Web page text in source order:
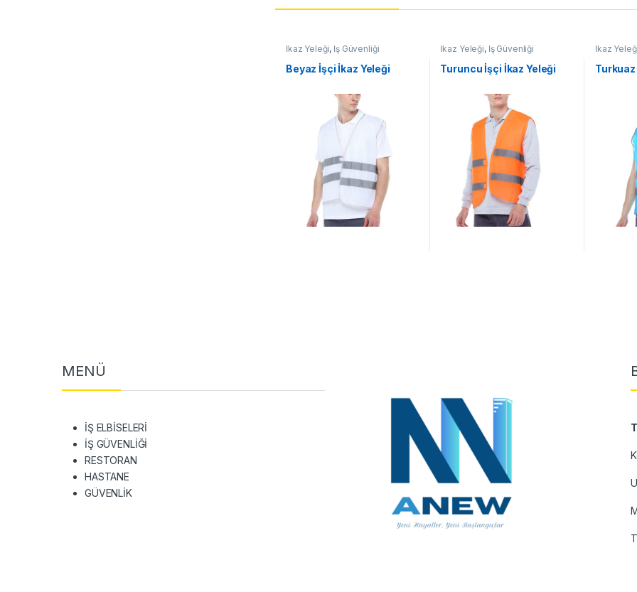
İkaz Yeleği, İş Güvenliği
Beyaz İşçi İkaz Yeleği
İkaz Yeleği, İş Güvenliği
Turuncu İşçi İkaz Yeleği
İkaz
MENÜ
İŞ ELBİSELERİ
İŞ GÜVENLİĞİ
RESTORAN
HASTANE
GÜVENLİK